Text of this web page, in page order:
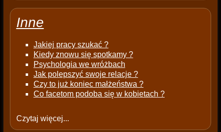
Inne
Jakiej pracy szukać ?
Kiedy znowu się spotkamy ?
Psychologia we wróżbach
Jak polepszyć swoje relacje ?
Czy to już koniec małżeństwa ?
Co facetom podoba się w kobietach ?
Czytaj więcej...